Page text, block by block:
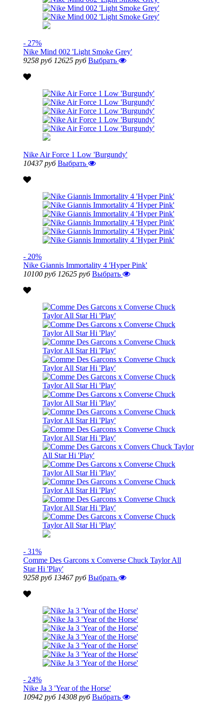
- 27%
Nike Mind 002 'Light Smoke Grey'
9258 руб 12625 руб Выбрать
Nike Air Force 1 Low 'Burgundy'
10437 руб Выбрать
- 20%
Nike Giannis Immortality 4 'Hyper Pink'
10100 руб 12625 руб Выбрать
- 31%
Comme Des Garcons x Converse Chuck Taylor All
Star Hi 'Play'
9258 руб 13467 руб Выбрать
- 24%
Nike Ja 3 'Year of the Horse'
10942 руб 14308 руб Выбрать